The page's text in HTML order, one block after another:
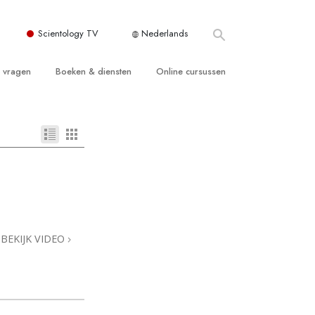
Scientology TV Nederlands
Boeken & diensten Online cursussen
De Drijfveren van het Bestaan
BEKIJK VIDEO